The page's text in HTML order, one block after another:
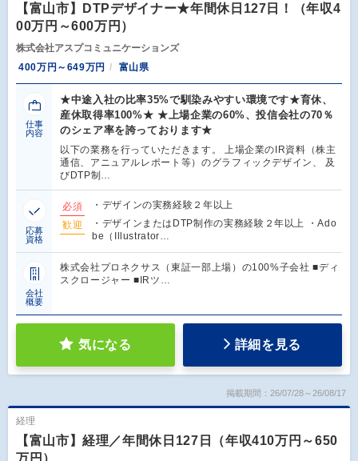
【富山市】DTPデザイナー★年間休日127日！（年収4
00万円～600万円）
株式会社アスプコミュニケーションズ
400万円～649万円
富山県
仕事
内容
★中途入社の比率35%で馴染みやすい環境です★育休、
産休取得率100%★ ★上場企業の60%、投信会社の70％
のシェア率を誇っております★
以下の業務を行っていただきます。 上場企業のIR資料（株主
通信、アニュアルレポート等）のグラフィックデザイン、 及
びDTP制…
応募
資格
必須
・デザインの実務経験２年以上
歓迎
・デザインまたはDTP制作の実務経験２年以上 ・Ado
be（Illustrator…
会社
概要
株式会社プロネクサス（東証一部上場）の100%子会社 ■ディ
スクロージャー ■IRツ…
気になる 詳細を見る
掲載期間：26/07/28～26/08/17
経理
【富山市】経理／年間休日127日（年収410万円～650
万円）